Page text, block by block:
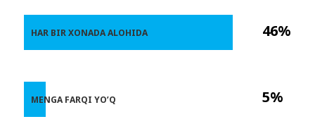
46%
5%
HAR BIR XONADA ALOHIDA
MENGA FARQI YO’Q